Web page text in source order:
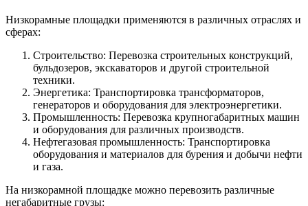
Низкорамные площадки применяются в различных отраслях и
сферах:
Строительство: Перевозка строительных конструкций,
бульдозеров, экскаваторов и другой строительной
техники.
Энергетика: Транспортировка трансформаторов,
генераторов и оборудования для электроэнергетики.
Промышленность: Перевозка крупногабаритных машин
и оборудования для различных производств.
Нефтегазовая промышленность: Транспортировка
оборудования и материалов для бурения и добычи нефти
и газа.
На низкорамной площадке можно перевозить различные
негабаритные грузы: